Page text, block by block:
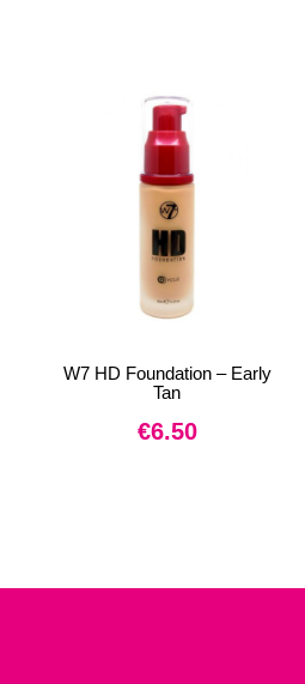
W7 HD Foundation – Early
Tan
€6.50